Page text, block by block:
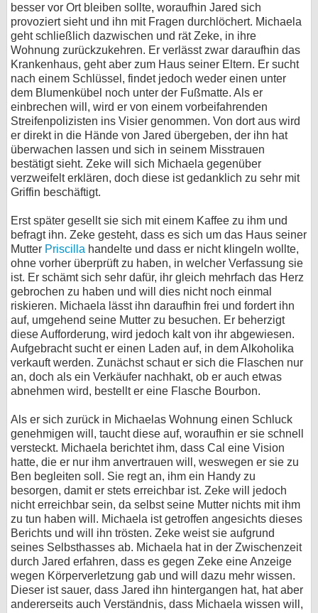
besser vor Ort bleiben sollte, woraufhin Jared sich
provoziert sieht und ihn mit Fragen durchlöchert. Michaela
geht schließlich dazwischen und rät Zeke, in ihre
Wohnung zurückzukehren. Er verlässt zwar daraufhin das
Krankenhaus, geht aber zum Haus seiner Eltern. Er sucht
nach einem Schlüssel, findet jedoch weder einen unter
dem Blumenkübel noch unter der Fußmatte. Als er
einbrechen will, wird er von einem vorbeifahrenden
Streifenpolizisten ins Visier genommen. Von dort aus wird
er direkt in die Hände von Jared übergeben, der ihn hat
überwachen lassen und sich in seinem Misstrauen
bestätigt sieht. Zeke will sich Michaela gegenüber
verzweifelt erklären, doch diese ist gedanklich zu sehr mit
Griffin beschäftigt.
Erst später gesellt sie sich mit einem Kaffee zu ihm und
befragt ihn. Zeke gesteht, dass es sich um das Haus seiner
Mutter Priscilla handelte und dass er nicht klingeln wollte,
ohne vorher überprüft zu haben, in welcher Verfassung sie
ist. Er schämt sich sehr dafür, ihr gleich mehrfach das Herz
gebrochen zu haben und will dies nicht noch einmal
riskieren. Michaela lässt ihn daraufhin frei und fordert ihn
auf, umgehend seine Mutter zu besuchen. Er beherzigt
diese Aufforderung, wird jedoch kalt von ihr abgewiesen.
Aufgebracht sucht er einen Laden auf, in dem Alkoholika
verkauft werden. Zunächst schaut er sich die Flaschen nur
an, doch als ein Verkäufer nachhakt, ob er auch etwas
abnehmen wird, bestellt er eine Flasche Bourbon.
Als er sich zurück in Michaelas Wohnung einen Schluck
genehmigen will, taucht diese auf, woraufhin er sie schnell
versteckt. Michaela berichtet ihm, dass Cal eine Vision
hatte, die er nur ihm anvertrauen will, weswegen er sie zu
Ben begleiten soll. Sie regt an, ihm ein Handy zu
besorgen, damit er stets erreichbar ist. Zeke will jedoch
nicht erreichbar sein, da selbst seine Mutter nichts mit ihm
zu tun haben will. Michaela ist getroffen angesichts dieses
Berichts und will ihn trösten. Zeke weist sie aufgrund
seines Selbsthasses ab. Michaela hat in der Zwischenzeit
durch Jared erfahren, dass es gegen Zeke eine Anzeige
wegen Körperverletzung gab und will dazu mehr wissen.
Dieser ist sauer, dass Jared ihn hintergangen hat, hat aber
andererseits auch Verständnis, dass Michaela wissen will,